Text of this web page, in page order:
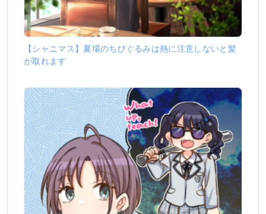
【シャニマス】夏場のちびぐるみは熱に注意しないと髪
が取れます